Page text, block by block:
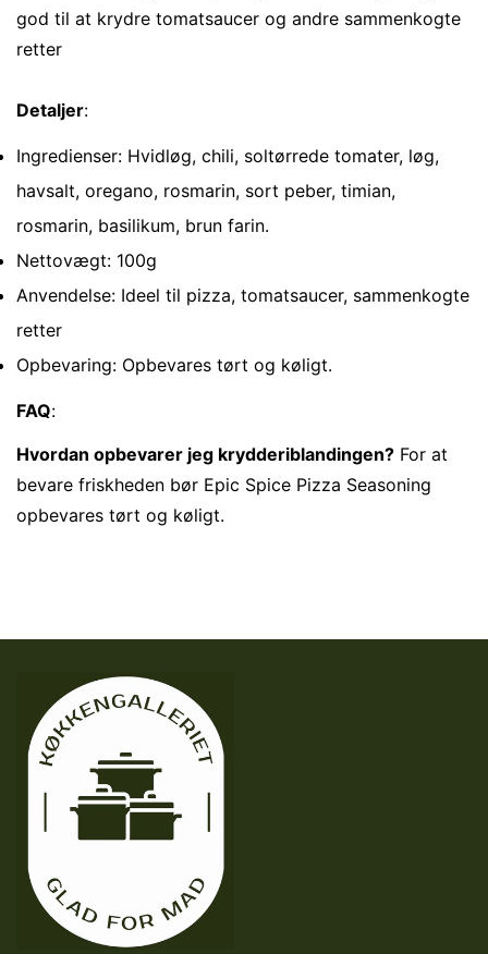
god til at krydre tomatsaucer og andre sammenkogte
retter
Detaljer:
Ingredienser: Hvidløg, chili, soltørrede tomater, løg,
havsalt, oregano, rosmarin, sort peber, timian,
rosmarin, basilikum, brun farin.
Nettovægt: 100g
Anvendelse: Ideel til pizza, tomatsaucer, sammenkogte
retter
Opbevaring: Opbevares tørt og køligt.
FAQ:
Hvordan opbevarer jeg krydderiblandingen? For at
bevare friskheden bør Epic Spice Pizza Seasoning
opbevares tørt og køligt.
No, I'm not Yes, I am